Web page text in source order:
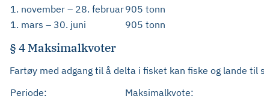
1. november – 28. februar905 tonn
1. mars – 30. juni
905 tonn
§ 4 Maksimalkvoter
Fartøy med adgang til å delta i fisket kan fiske og lande
Periode:
Maksimalkvote: